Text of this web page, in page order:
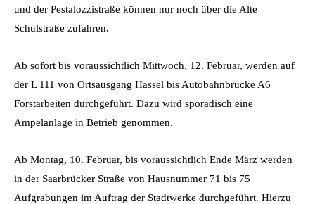
und der Pestalozzistraße können nur noch über die Alte
Schulstraße zufahren.
Ab sofort bis voraussichtlich Mittwoch, 12. Februar, werden auf
der L 111 von Ortsausgang Hassel bis Autobahnbrücke A6
Forstarbeiten durchgeführt. Dazu wird sporadisch eine
Ampelanlage in Betrieb genommen.
Ab Montag, 10. Februar, bis voraussichtlich Ende März werden
in der Saarbrücker Straße von Hausnummer 71 bis 75
Aufgrabungen im Auftrag der Stadtwerke durchgeführt. Hierzu